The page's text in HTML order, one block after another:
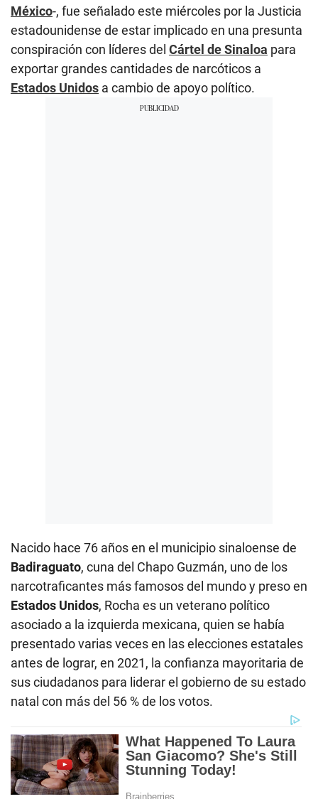
México-, fue señalado este miércoles por la Justicia
estadounidense de estar implicado en una presunta
conspiración con líderes del Cártel de Sinaloa para
exportar grandes cantidades de narcóticos a
Estados Unidos a cambio de apoyo político.
Nacido hace 76 años en el municipio sinaloense de
Badiraguato, cuna del Chapo Guzmán, uno de los
narcotraficantes más famosos del mundo y preso en
Estados Unidos, Rocha es un veterano político
asociado a la izquierda mexicana, quien se había
presentado varias veces en las elecciones estatales
antes de lograr, en 2021, la confianza mayoritaria de
sus ciudadanos para liderar el gobierno de su estado
natal con más del 56 % de los votos.